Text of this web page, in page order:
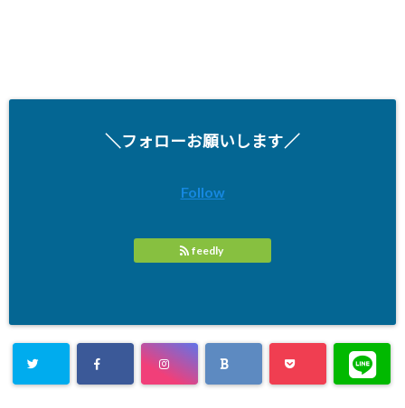
＼フォローお願いします／
Follow
feedly